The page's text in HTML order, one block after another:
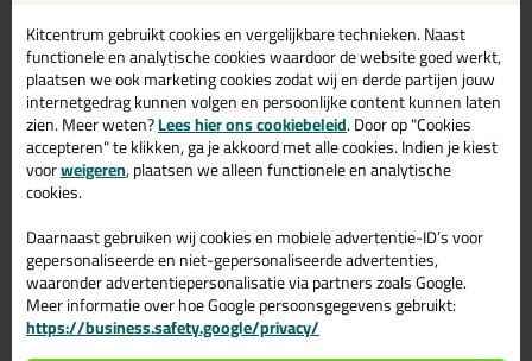
Wil je meer weten over de toepassing en kenmerken van dit
product?Lees alles over dit product >
Gerelateerde producten
Kitcentrum gebruikt cookies en vergelijkbare technieken. Naast
functionele en analytische cookies waardoor de website goed werkt,
plaatsen we ook marketing cookies zodat wij en derde partijen jouw
internetgedrag kunnen volgen en persoonlijke content kunnen laten
zien. Meer weten?Lees hier ons cookiebeleid. Door op "Cookies
accepteren" te klikken, ga je akkoord met alle cookies. Indien je kiest
voorweigeren, plaatsen we alleen functionele en analytische
cookies.
Daarnaast gebruiken wij cookies en mobiele advertentie-ID’s voor
gepersonaliseerde en niet-gepersonaliseerde advertenties,
waaronder advertentiepersonalisatie via partners zoals Google.
Meer informatie over hoe Google persoonsgegevens gebruikt:
https://business.safety.google/privacy/